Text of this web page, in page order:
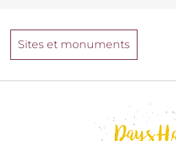
Sites et monuments